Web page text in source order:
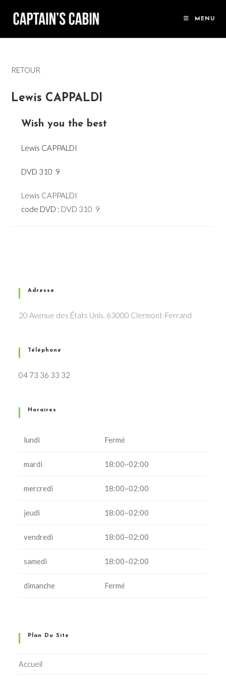
MENU
RETOUR
Lewis CAPPALDI
Wish you the best
Lewis CAPPALDI
DVD 310  9
Lewis CAPPALDI
code DVD : DVD 310  9
Adresse
20 Avenue des États Unis, 63000 Clermont-Ferrand
Téléphone
04 73 36 33 32
Horaires
lundi Fermé
mardi 18:00–02:00
mercredi 18:00–02:00
jeudi 18:00–02:00
vendredi 18:00–02:00
samedi 18:00–02:00
dimanche Fermé
Plan Du Site
Accueil